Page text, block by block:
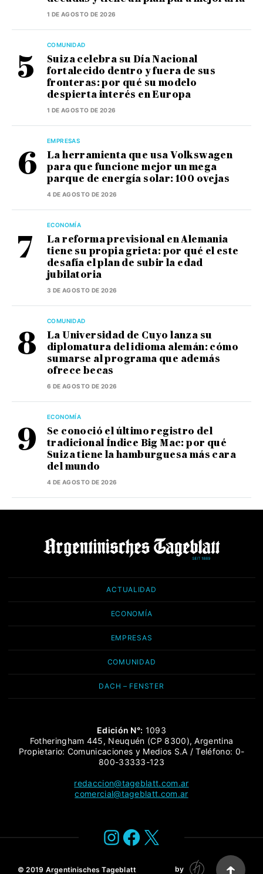
1 DE AGOSTO DE 2026
COMUNIDAD
Suiza celebra su Día Nacional
fortalecido dentro y fuera de sus
fronteras: por qué su modelo
despierta interés en Europa
1 DE AGOSTO DE 2026
EMPRESAS
La herramienta que usa Volkswagen
para que funcione mejor un mega
parque de energía solar: 100 ovejas
4 DE AGOSTO DE 2026
ECONOMÍA
La reforma previsional en Alemania
tiene su propia grieta: por qué el este
desafía el plan de subir la edad
jubilatoria
3 DE AGOSTO DE 2026
COMUNIDAD
La Universidad de Cuyo lanza su
diplomatura del idioma alemán: cómo
sumarse al programa que además
ofrece becas
6 DE AGOSTO DE 2026
ECONOMÍA
Se conoció el último registro del
tradicional Índice Big Mac: por qué
Suiza tiene la hamburguesa más cara
del mundo
4 DE AGOSTO DE 2026
ACTUALIDAD
ECONOMÍA
EMPRESAS
COMUNIDAD
DACH – FENSTER
Edición N°: 1093
Fotheringham 445, Neuquén (CP 8300), Argentina
Propietario: Comunicaciones y Medios S.A / Teléfono: 0-
800-33333-123
redaccion@tageblatt.com.ar
comercial@tageblatt.com.ar
Instagram
Facebook
X
© 2019 Argentinisches Tageblatt by